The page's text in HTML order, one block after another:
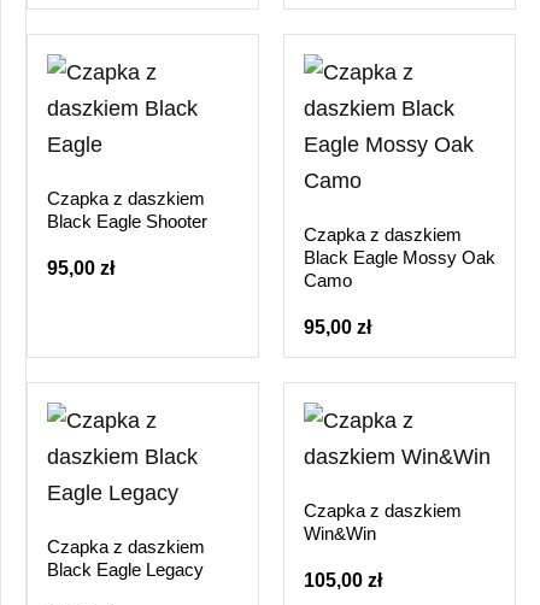
Czapka z daszkiem
Black Eagle Shooter
95,00 zł
Czapka z daszkiem
Black Eagle Mossy Oak
Camo
95,00 zł
Czapka z daszkiem
Black Eagle Legacy
Czapka z daszkiem
Win&Win
105,00 zł